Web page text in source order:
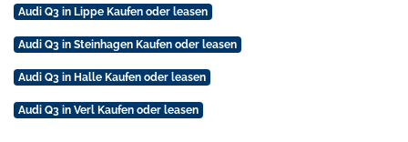
Audi Q3 in Lippe Kaufen oder leasen
Audi Q3 in Steinhagen Kaufen oder leasen
Audi Q3 in Halle Kaufen oder leasen
Audi Q3 in Verl Kaufen oder leasen